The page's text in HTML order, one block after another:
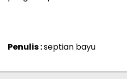
Penulis :septian bayu